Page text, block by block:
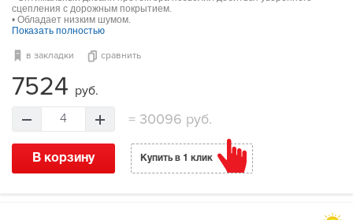
сцепления с дорожным покрытием.
• Обладает низким шумом.
Показать полностью
в закладки сравнить
7524 руб.
4 =30096 руб.
В корзину Купить в 1 клик